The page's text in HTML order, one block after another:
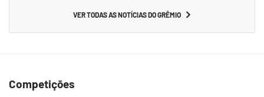
VER TODAS AS NOTÍCIAS DO GRÊMIO
Competições